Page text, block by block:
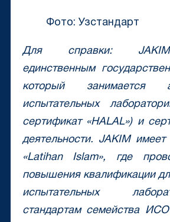
Фото: Узстандарт
Для справки: JAKIM
единственным
который занимается
испытательных
сертификат «HALAL») и
деятельности. JAKIMимеет
«Latihan Islam», где
повышения квалификации
испытательных
стандартам семейства